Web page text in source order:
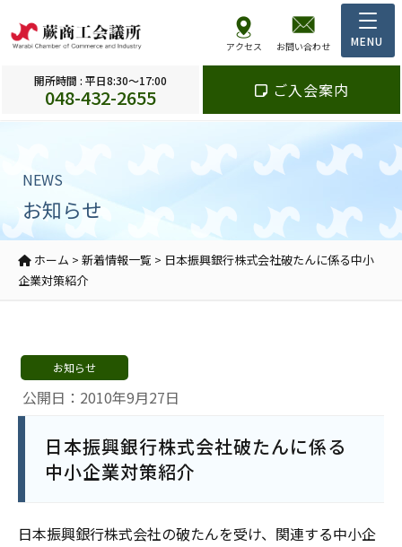
アクセス お問い合わせ
開所時間 : 平日8:30～17:00
048-432-2655 ご入会案内
NEWS
お知らせ
ホーム > 新着情報一覧 > 日本振興銀行株式会社破たんに係る中小
企業対策紹介
公開日：2010年9月27日
お知らせ
日本振興銀行株式会社破たんに係る
中小企業対策紹介
日本振興銀行株式会社の破たんを受け、関連する中小企